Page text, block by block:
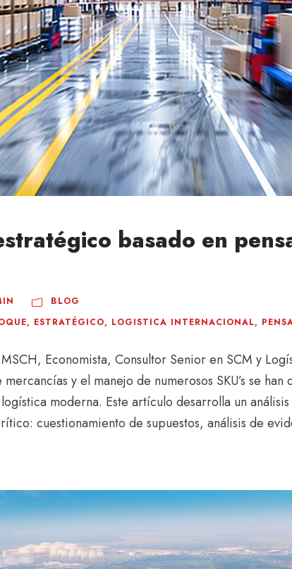
basado en
BLOG
, ESTRATÉGICO, LOGISTICA INTERNACIONAL,
Economista, Consultor Senior en SCM y
y el manejo de numerosos SKU’s se
moderna. Este artículo desarrolla un
cuestionamiento de supuestos, análisis de